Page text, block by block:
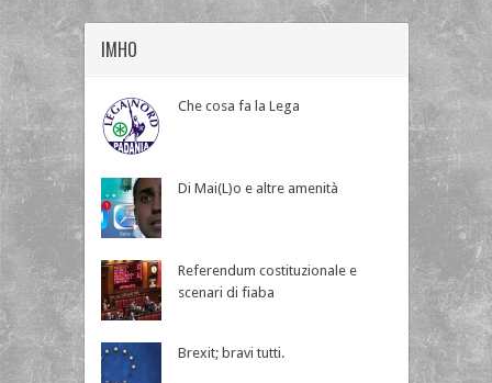
IMHO
Che cosa fa la Lega
Di Mai(L)o e altre amenità
Referendum costituzionale e
scenari di fiaba
Brexit; bravi tutti.